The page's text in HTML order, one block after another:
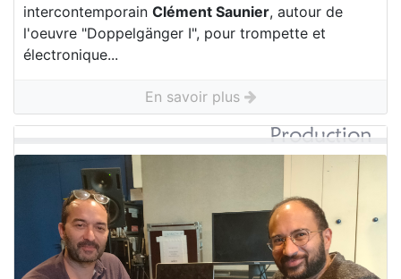
intercontemporain Clément Saunier, autour de
l'oeuvre "Doppelgänger I", pour trompette et
électronique...
En savoir plus